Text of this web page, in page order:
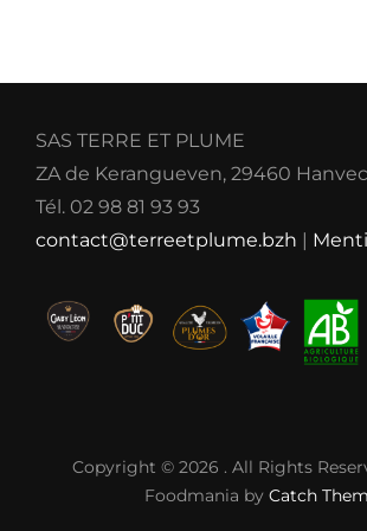
SAS TERRE ET PLUME
ZA de Kerangueven, 29460 Hanvec
Tél. 02 98 81 93 93
contact@terreetplume.bzh |
Copyright © 2026 . All Rights
Foodmania by Catch